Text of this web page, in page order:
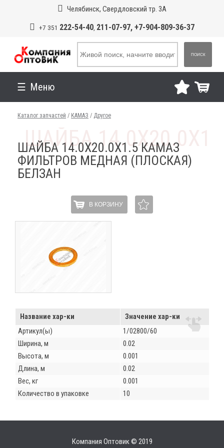
Челябинск, Свердловский тр. 3А
+7 351 222-54-40, 211-07-97, +7-904-809-36-37
ПОИСК
Меню
Каталог запчастей / КАМАЗ / Другое
ШАЙБА 14.0Х20.0Х1.5 КАМАЗ
ФИЛЬТРОВ МЕДНАЯ (ПЛОСКАЯ)
БЕЛЗАН
В КОРЗИНУ
Название хар-ки
Значение хар-ки
Артикул(ы)
1/02800/60
Ширина, м
0.02
Высота, м
0.001
Длина, м
0.02
Вес, кг
0.001
Количество в упаковке
10
Компания Оптовик © 2019